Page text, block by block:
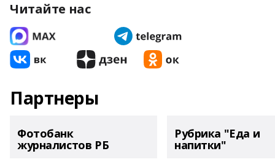
Читайте нас
Партнеры
Фотобанк
журналистов РБ
Рубрика "Еда и
напитки"